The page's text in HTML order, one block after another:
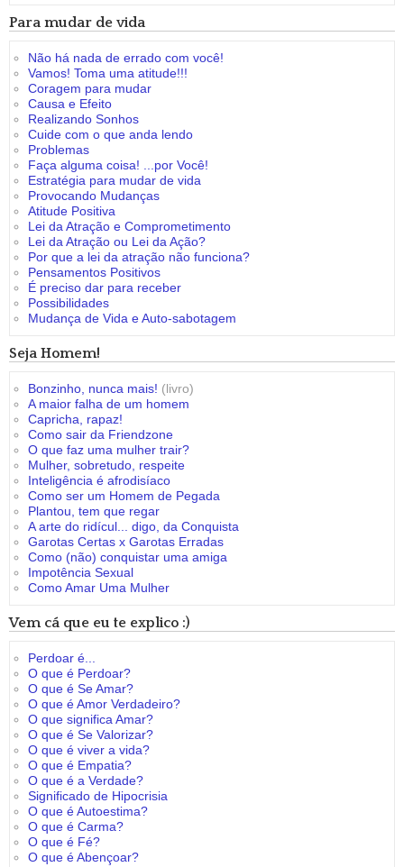
Para mudar de vida
Não há nada de errado com você!
Vamos! Toma uma atitude!!!
Coragem para mudar
Causa e Efeito
Realizando Sonhos
Cuide com o que anda lendo
Problemas
Faça alguma coisa! ...por Você!
Estratégia para mudar de vida
Provocando Mudanças
Atitude Positiva
Lei da Atração e Comprometimento
Lei da Atração ou Lei da Ação?
Por que a lei da atração não funciona?
Pensamentos Positivos
É preciso dar para receber
Possibilidades
Mudança de Vida e Auto-sabotagem
Seja Homem!
Bonzinho, nunca mais! (livro)
A maior falha de um homem
Capricha, rapaz!
Como sair da Friendzone
O que faz uma mulher trair?
Mulher, sobretudo, respeite
Inteligência é afrodisíaco
Como ser um Homem de Pegada
Plantou, tem que regar
A arte do ridícul... digo, da Conquista
Garotas Certas x Garotas Erradas
Como (não) conquistar uma amiga
Impotência Sexual
Como Amar Uma Mulher
Vem cá que eu te explico :)
Perdoar é...
O que é Perdoar?
O que é Se Amar?
O que é Amor Verdadeiro?
O que significa Amar?
O que é Se Valorizar?
O que é viver a vida?
O que é Empatia?
O que é a Verdade?
Significado de Hipocrisia
O que é Autoestima?
O que é Carma?
O que é Fé?
O que é Abençoar?